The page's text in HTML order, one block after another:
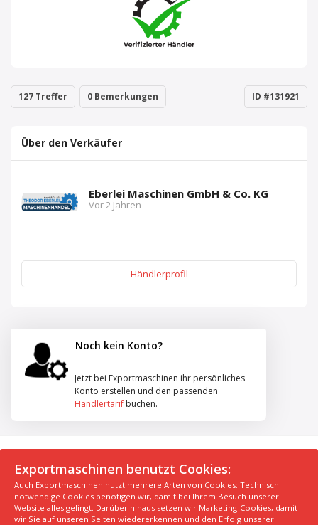
127 Treffer 0 Bemerkungen ID #131921
Über den Verkäufer
Eberlei Maschinen GmbH & Co. KG
Vor 2 Jahren
Händlerprofil
Noch kein Konto?
Jetzt bei Exportmaschinen ihr persönliches
Konto erstellen und den passenden
Händlertarif buchen.
© 2026 Exportmaschinen.de
Über uns
AGB Datenschutzerklärung
FAQ
Impressum
Hersteller
Unsere Top Maschinen #1
Exportmaschinen benutzt Cookies:
Auch Exportmaschinen nutzt mehrere Arten von Cookies: Technisch
notwendige Cookies benötigen wir, damit bei Ihrem Besuch unserer
Website alles gelingt. Darüber hinaus setzen wir Marketing-Cookies, damit
wir Sie auf unseren Seiten wiedererkennen und den Erfolg unserer